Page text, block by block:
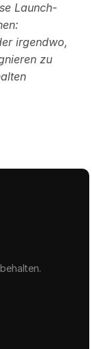
Launch-
irgendwo,
zu